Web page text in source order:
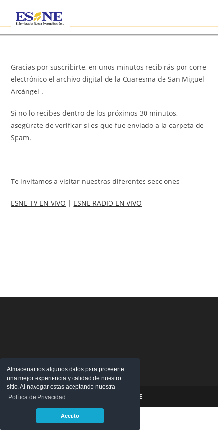
Almacenamos algunos datos para proveerte
una mejor experiencia y calidad de nuestro
sitio. Al navegar estas aceptando nuestra
Política de Privacidad
Acepto
Gracias por suscribirte, en unos minutos recibirás por corre
electrónico el archivo digital de la Cuaresma de San Miguel
Arcángel .
Si no lo recibes dentro de los próximos 30 minutos,
asegúrate de verificar si es que fue enviado a la carpeta de
Spam.
Te invitamos a visitar nuestras diferentes secciones
ESNE TV EN VIVO | ESNE RADIO EN VIVO
Copyright © 2026 - ESNE